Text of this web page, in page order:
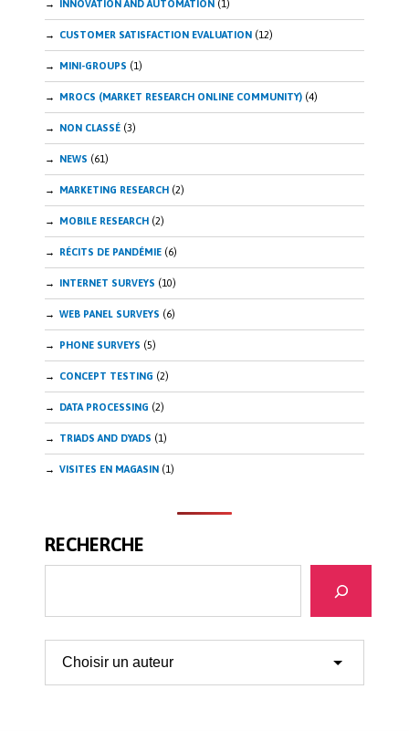
INNOVATION AND AUTOMATION (1)
CUSTOMER SATISFACTION EVALUATION (12)
MINI-GROUPS (1)
MROCS (MARKET RESEARCH ONLINE COMMUNITY) (4)
NON CLASSÉ (3)
NEWS (61)
MARKETING RESEARCH (2)
MOBILE RESEARCH (2)
RÉCITS DE PANDÉMIE (6)
INTERNET SURVEYS (10)
WEB PANEL SURVEYS (6)
PHONE SURVEYS (5)
CONCEPT TESTING (2)
DATA PROCESSING (2)
TRIADS AND DYADS (1)
VISITES EN MAGASIN (1)
RECHERCHE